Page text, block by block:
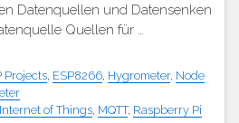
Datenquellen und Datensenken
Quellen für …
Projects, ESP8266, Hygrometer, Node
Internet of Things, MQTT, Raspberry Pi